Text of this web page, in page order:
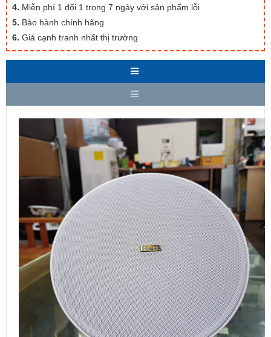
4. Miễn phí 1 đổi 1 trong 7 ngày với sản phẩm lỗi
5. Bảo hành chính hãng
6. Giá cạnh tranh nhất thị trường